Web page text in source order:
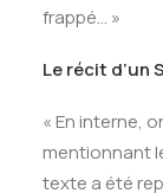
frappé… »
Le récit d’un
« En interne,
mentionnant
texte a été